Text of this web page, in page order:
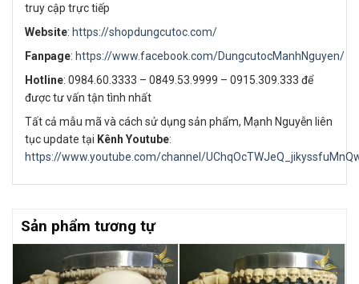
truy cập trực tiếp
Website: https://shopdungcutoc.com/
Fanpage: https://www.facebook.com/DungcutocManhNguyen/
Hotline: 0984.60.3333 – 0849.53.9999 – 0915.309.333 để
được tư vấn tận tình nhất
Tất cả mẫu mã và cách sử dụng sản phẩm, Mạnh Nguyễn liên
tục update tại Kênh Youtube:
https://www.youtube.com/channel/
Sản phẩm tương tự